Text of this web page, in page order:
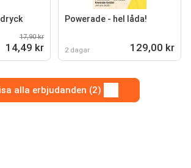
17,90 kr
14,49 kr
Powerade - hel låda!
2 dagar 129,00 kr
alla erbjudanden (2)